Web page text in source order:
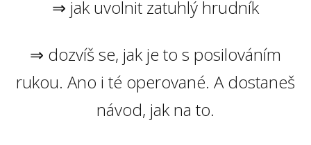
⇒ jak uvolnit zatuhlý hrudník
⇒ dozvíš se, jak je to s posilováním
rukou. Ano i té operované. A dostaneš
návod, jak na to.